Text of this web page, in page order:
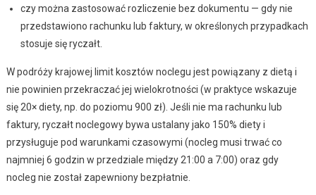
czy można zastosować rozliczenie bez dokumentu — gdy nie
przedstawiono rachunku lub faktury, w określonych przypadkach
stosuje się ryczałt.
W podróży krajowej limit kosztów noclegu jest powiązany z dietą i
nie powinien przekraczać jej wielokrotności (w praktyce wskazuje
się 20× diety, np. do poziomu 900 zł). Jeśli nie ma rachunku lub
faktury, ryczałt noclegowy bywa ustalany jako 150% diety i
przysługuje pod warunkami czasowymi (nocleg musi trwać co
najmniej 6 godzin w przedziale między 21:00 a 7:00) oraz gdy
nocleg nie został zapewniony bezpłatnie.